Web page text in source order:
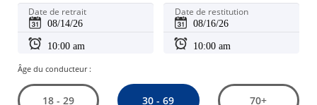
Date de retrait Date de restitution
Âge du conducteur :
18 - 29 30 - 69 70+